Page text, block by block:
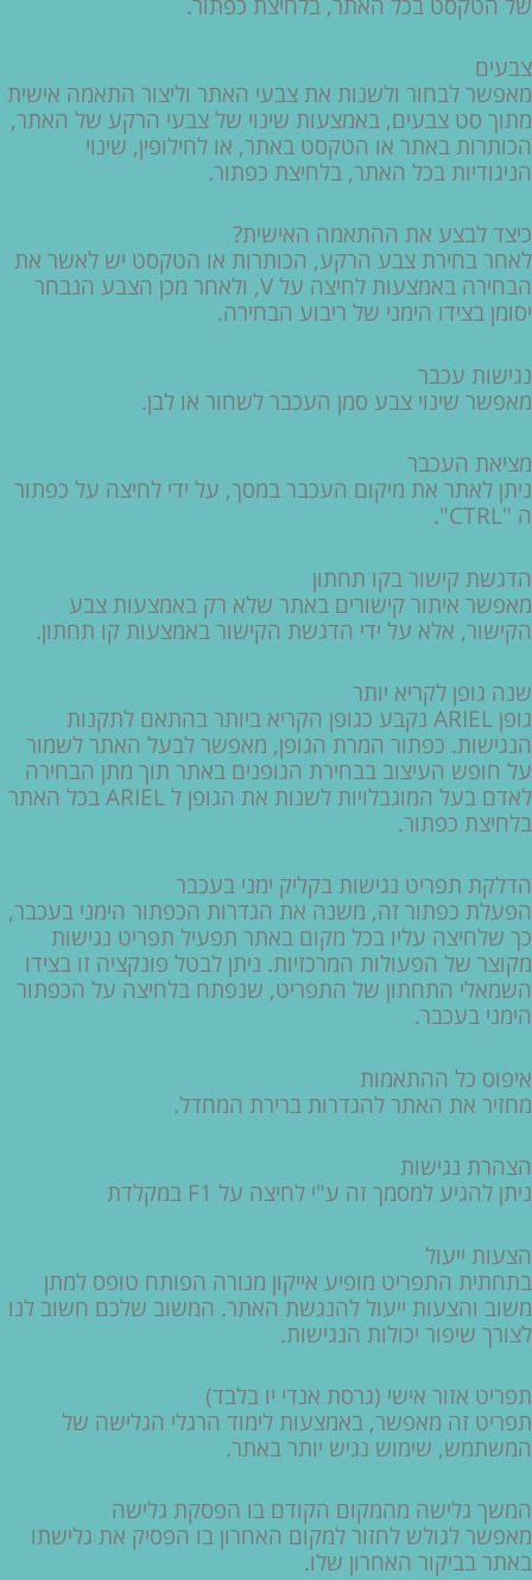
צבעים
מאפשר לבחור ולשנות את צבעי האתר וליצור התאמה אישית
מתוך סט צבעים, באמצעות שינוי של צבעי הרקע של האתר,
הכותרות באתר או הטקסט באתר, או לחילופין, שינוי
הניגודיות בכל האתר, בלחיצת כפתור.
כיצד לבצע את ההתאמה האישית?
לאחר בחירת צבע הרקע, הכותרות או הטקסט יש לאשר את
הבחירה באמצעות לחיצה על V, ולאחר מכן הצבע הנבחר
יסומן בצידו הימני של ריבוע הבחירה.
נגישות עכבר
מאפשר שינוי צבע סמן העכבר לשחור או לבן.
מציאת העכבר
ניתן לאתר את מיקום העכבר במסך, על ידי לחיצה על כפתור
ה "CTRL".
הדגשת קישור בקו תחתון
מאפשר איתור קישורים באתר שלא רק באמצעות צבע
הקישור, אלא על ידי הדגשת הקישור באמצעות קו תחתון.
שנה גופן לקריא יותר
גופן ARIEL נקבע כגופן הקריא ביותר בהתאם לתקנות
הנגישות. כפתור המרת הגופן, מאפשר לבעל האתר לשמור
על חופש העיצוב בבחירת הגופנים באתר תוך מתן הבחירה
לאדם בעל המוגבלויות לשנות את הגופן ל ARIEL בכל האתר
בלחיצת כפתור.
הדלקת תפריט נגישות בקליק ימני בעכבר
הפעלת כפתור זה, משנה את הגדרות הכפתור הימני בעכבר,
כך שלחיצה עליו בכל מקום באתר תפעיל תפריט נגישות
מקוצר של הפעולות המרכזיות. ניתן לבטל פונקציה זו בצידו
השמאלי התחתון של התפריט, שנפתח בלחיצה על הכפתור
הימני בעכבר.
איפוס כל ההתאמות
מחזיר את האתר להגדרות ברירת המחדל.
הצהרת נגישות
ניתן להגיע למסמך זה ע"י לחיצה על F1 במקלדת
הצעות ייעול
בתחתית התפריט מופיע אייקון מנורה הפותח טופס למתן
משוב והצעות ייעול להנגשת האתר. המשוב שלכם חשוב לנו
לצורך שיפור יכולות הנגישות.
תפריט אזור אישי (גרסת אנדי יו בלבד)
תפריט זה מאפשר, באמצעות לימוד הרגלי הגלישה של
המשתמש, שימוש נגיש יותר באתר.
המשך גלישה מהמקום הקודם בו הפסקת גלישה
מאפשר לגולש לחזור למקום האחרון בו הפסיק את גלישתו
באתר בביקור האחרון שלו.